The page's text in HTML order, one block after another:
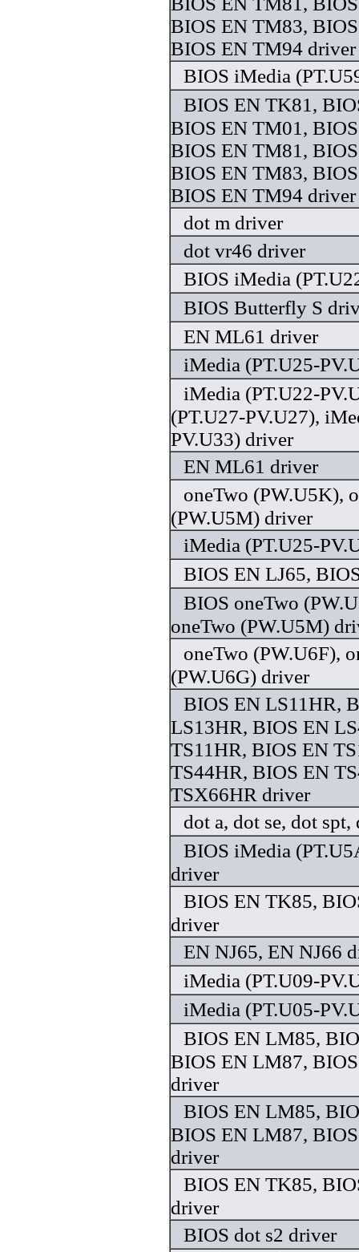
BIOS EN TM83,
BIOS EN TM94 driver
BIOS iMedia
BIOS EN TK81,
BIOS EN TM01,
BIOS EN TM81,
BIOS EN TM83,
BIOS EN TM94 driver
dot m driver
dot vr46 driver
BIOS iMedia
BIOS Butterfly S
EN ML61 driver
iMedia (PT.U25-
iMedia (PT.U22-
(PT.U27-PV.U27),
PV.U33) driver
EN ML61 driver
oneTwo (PW.U5K),
(PW.U5M) driver
iMedia (PT.U25-
BIOS EN LJ65,
BIOS oneTwo
oneTwo (PW.U5M)
oneTwo (PW.U6F),
(PW.U6G) driver
BIOS EN LS11HR,
LS13HR, BIOS EN
TS11HR, BIOS EN
TS44HR, BIOS EN
TSX66HR driver
dot a, dot se, dot
BIOS iMedia
driver
BIOS EN TK85,
driver
EN NJ65, EN NJ66
iMedia (PT.U09-
iMedia (PT.U05-
BIOS EN LM85,
BIOS EN LM87,
driver
BIOS EN LM85,
BIOS EN LM87,
driver
BIOS EN TK85,
driver
BIOS dot s2 driver